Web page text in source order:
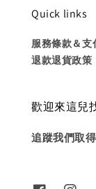
Quick links
服務條款＆支
退款退貨政策
歡迎來這兒
追蹤我們取